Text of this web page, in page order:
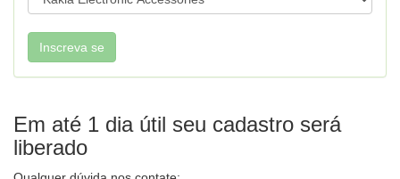
Em até 1 dia útil seu cadastro será
liberado